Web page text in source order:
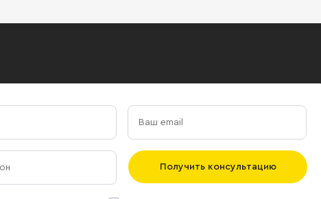
Получить консультацию